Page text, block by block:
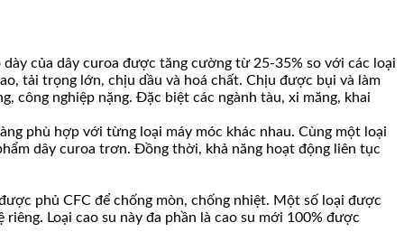
của dây curoa được tăng cường từ 25-35% so với các loại
tải trọng lớn, chịu dầu và hoá chất. Chịu được bụi và làm
công nghiệp nặng. Đặc biệt các ngành tàu, xi măng, khai
phù hợp với từng loại máy móc khác nhau. Cùng một loại
dây curoa trơn. Đồng thời, khả năng hoạt động liên tục
phủ CFC để chống mòn, chống nhiệt. Một số loại được
Loại cao su này đa phần là cao su mới 100% được